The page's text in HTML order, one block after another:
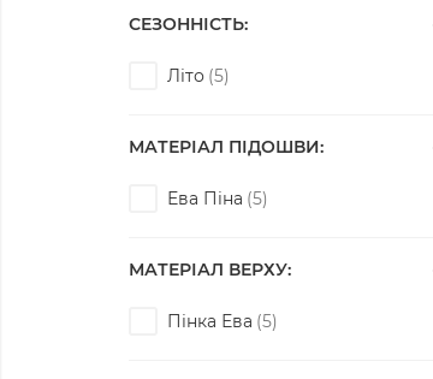
СЕЗОННІСТЬ:
Літо
МАТЕРІАЛ ПІДОШВИ:
Ева Піна
МАТЕРІАЛ ВЕРХУ:
Пінка Ева